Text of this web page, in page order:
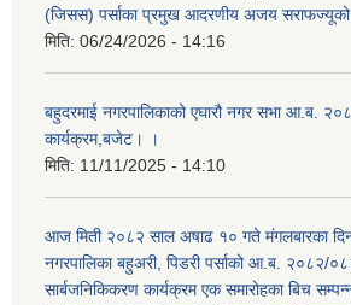
(जिसस) पर्साका प्रमुख आदरणीय अजय सराफज्यूको
मिति: 06/24/2026 - 14:16
बहुदरमाई नगरपालिकाको एघारौ नगर सभा आ.ब.
कार्यक्रम,बजेट। ।
मिति: 11/11/2025 - 14:10
आज मिती २०८२ साल अषाढ १० गते मंगलबारका
नगरपालिका बहुअरी, पिडरी पर्साको आ.ब. २०८२/
सार्बजनिकिकरण कार्यक्रम एक समारोहका बिच